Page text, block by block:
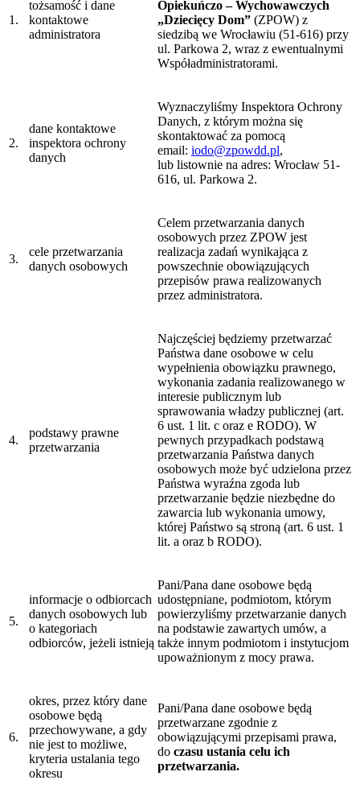
1.
tożsamość i dane
kontaktowe
administratora
Opiekuńczo – Wychowawczych
„Dziecięcy Dom” (ZPOW) z
siedzibą we Wrocławiu (51-616) przy
ul. Parkowa 2, wraz z ewentualnymi
Współadministratorami.
2.
dane kontaktowe
inspektora ochrony
danych
Wyznaczyliśmy Inspektora Ochrony
Danych, z którym można się
skontaktować za pomocą
email: iodo@zpowdd.pl,
lub listownie na adres: Wrocław 51-
616, ul. Parkowa 2.
3.
cele przetwarzania
danych osobowych
Celem przetwarzania danych
osobowych przez ZPOW jest
realizacja zadań wynikająca z
powszechnie obowiązujących
przepisów prawa realizowanych
przez administratora.
4.
podstawy prawne
przetwarzania
Najczęściej będziemy przetwarzać
Państwa dane osobowe w celu
wypełnienia obowiązku prawnego,
wykonania zadania realizowanego w
interesie publicznym lub
sprawowania władzy publicznej (art.
6 ust. 1 lit. c oraz e RODO). W
pewnych przypadkach podstawą
przetwarzania Państwa danych
osobowych może być udzielona przez
Państwa wyraźna zgoda lub
przetwarzanie będzie niezbędne do
zawarcia lub wykonania umowy,
której Państwo są stroną (art. 6 ust. 1
lit. a oraz b RODO).
5.
informacje o odbiorcach
danych osobowych lub
o kategoriach
odbiorców, jeżeli istnieją
Pani/Pana dane osobowe będą
udostępniane, podmiotom, którym
powierzyliśmy przetwarzanie danych
na podstawie zawartych umów, a
także innym podmiotom i instytucjom
upoważnionym z mocy prawa.
6.
okres, przez który dane
osobowe będą
przechowywane, a gdy
nie jest to możliwe,
kryteria ustalania tego
okresu
Pani/Pana dane osobowe będą
przetwarzane zgodnie z
obowiązującymi przepisami prawa,
do czasu ustania celu ich
przetwarzania.